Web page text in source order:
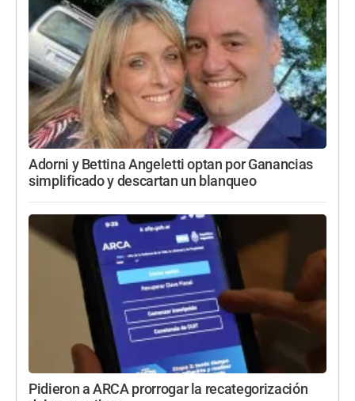
Adorni y Bettina Angeletti optan por Ganancias
simplificado y descartan un blanqueo
Pidieron a ARCA prorrogar la recategorización